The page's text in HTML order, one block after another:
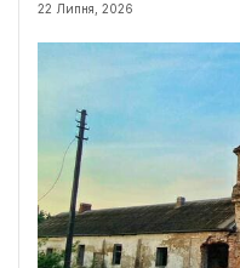
22 Липня, 2026